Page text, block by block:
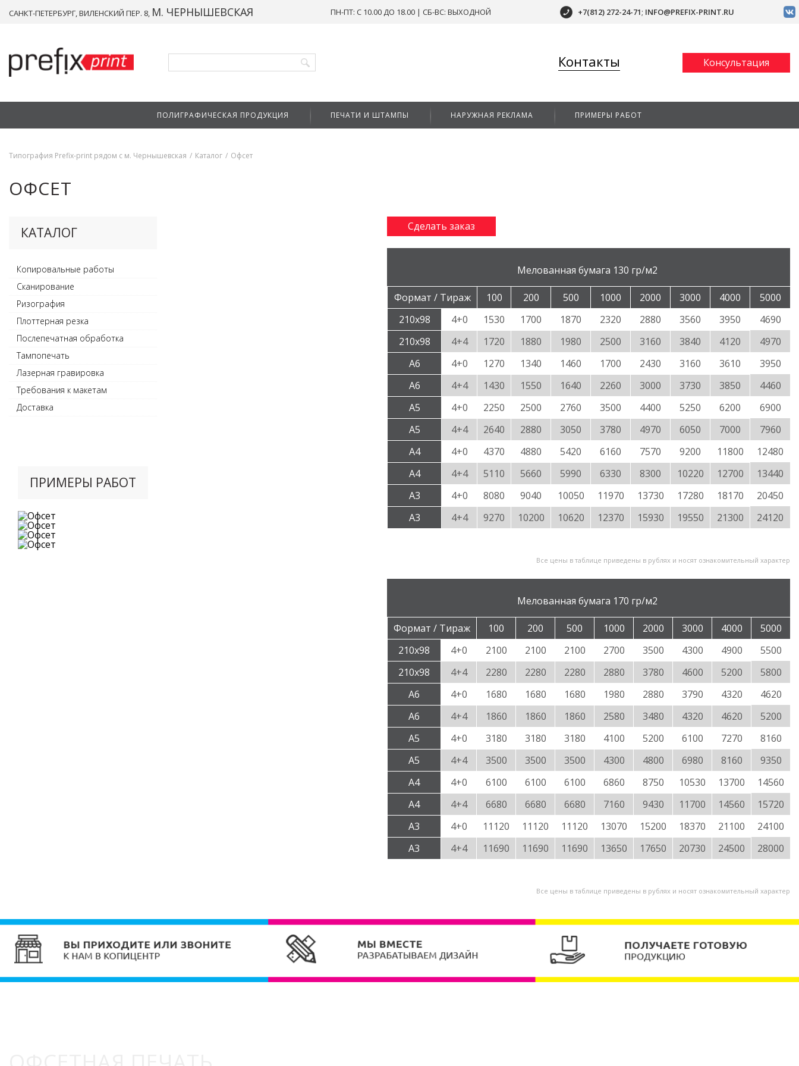
САНКТ-ПЕТЕРБУРГ, ВИЛЕНСКИЙ ПЕР. 8, М. ЧЕРНЫШЕВСКАЯ ПН-ПТ: С 10.00 ДО 18.00 | СБ-ВС: ВЫХОДНОЙ +7(812)272-24-71; INFO@PREFIX-PRINT.RU
Контакты Консультация
ПОЛИГРАФИЧЕСКАЯ ПРОДУКЦИЯ ПЕЧАТИ И ШТАМПЫ НАРУЖНАЯ РЕКЛАМА ПРИМЕРЫ РАБОТ
Типография Prefix-print рядом с м. Чернышевская / Каталог / Офсет
ОФСЕТ
КАТАЛОГ
Копировальные работы
Сканирование
Ризография
Плоттерная резка
Послепечатная обработка
Тампопечать
Лазерная гравировка
Требования к макетам
Доставка
ПРИМЕРЫ РАБОТ
Сделать заказ
Мелованная бумага 130 гр/м2
Формат / Тираж 100 200 500 1000 2000 3000 4000
5000
210х98
4+0 1530 1700 1870 2320 2880 3560 3950
4690
210х98
4+4 1720 1880 1980 2500 3160 3840 4120
4970
А6
4+0 1270 1340 1460 1700 2430 3160 3610
3950
А6
4+4 1430 1550 1640 2260 3000 3730 3850
4460
А5
4+0 2250 2500 2760 3500 4400 5250 6200
6900
А5
4+4 2640 2880 3050 3780 4970 6050 7000
7960
А4
4+0 4370 4880 5420 6160 7570 9200 11800
12480
А4
4+4 5110 5660 5990 6330 8300 10220 12700
13440
А3
4+0 8080 9040 10050 11970 13730 17280 18170
20450
А3
4+4 9270 10200 10620 12370 15930 19550 21300 24120
Все цены в таблице приведены в рублях и носят ознакомительный характер
Мелованная бумага 170 гр/м2
Формат / Тираж 100 200 500 1000 2000 3000 4000
5000
210х98
4+0 2100 2100 2100 2700 3500 4300 4900
5500
210х98
4+4 2280 2280 2280 2880 3780 4600 5200
5800
А6
4+0 1680 1680 1680 1980 2880 3790 4320
4620
А6
4+4 1860 1860 1860 2580 3480 4320 4620
5200
А5
4+0 3180 3180 3180 4100 5200 6100 7270
8160
А5
4+4 3500 3500 3500 4300 4800 6980 8160
9350
А4
4+0 6100 6100 6100 6860 8750 10530 13700
14560
А4
4+4 6680 6680 6680 7160 9430 11700 14560
15720
А3
4+0 11120 11120 11120 13070 15200 18370 21100
24100
А3
4+4 11690 11690 11690 13650 17650 20730 24500 28000
Все цены в таблице приведены в рублях и носят ознакомительный характер